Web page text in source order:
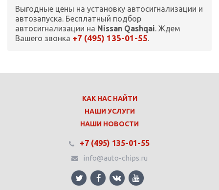
Выгодные цены на установку автосигнализации и
автозапуска. Бесплатный подбор
автосигнализации на Nissan Qashqai. Ждем
Вашего звонка +7 (495) 135-01-55.
КАК НАС НАЙТИ
НАШИ УСЛУГИ
НАШИ НОВОСТИ
+7 (495) 135-01-55
info@auto-chips.ru